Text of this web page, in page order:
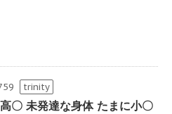
trinity
〇 未発達な身体 たまに小〇